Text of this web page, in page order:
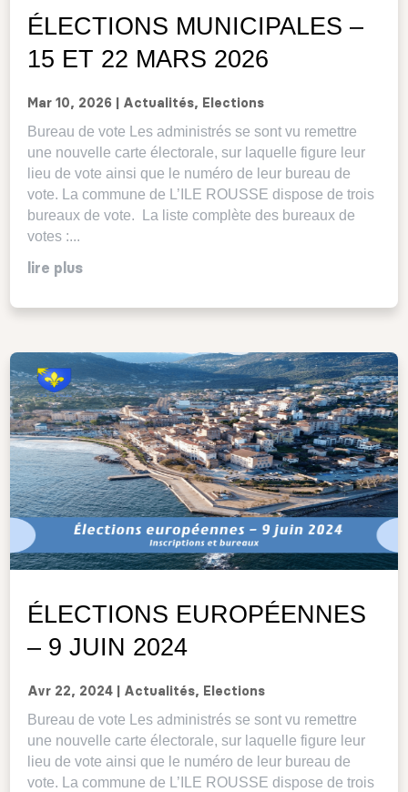
ÉLECTIONS MUNICIPALES –
15 ET 22 MARS 2026
Mar 10, 2026 Actualités, Elections
Bureau de vote Les administrés se sont vu remettre
une nouvelle carte électorale, sur laquelle figure leur
lieu de vote ainsi que le numéro de leur bureau de
vote. La commune de L’ILE ROUSSE dispose de trois
bureaux de vote. La liste complète des bureaux de
votes :...
lire plus
ÉLECTIONS EUROPÉENNES
– 9 JUIN 2024
Avr 22, 2024 Actualités, Elections
Bureau de vote Les administrés se sont vu remettre
une nouvelle carte électorale, sur laquelle figure leur
lieu de vote ainsi que le numéro de leur bureau de
vote. La commune de L’ILE ROUSSE dispose de trois